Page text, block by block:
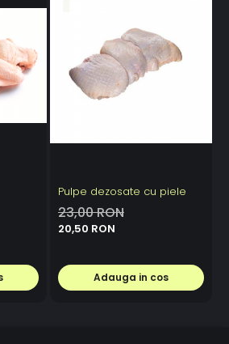
Pulpe dezosate cu piele
23,00 RON
20,50 RON
Adauga in cos